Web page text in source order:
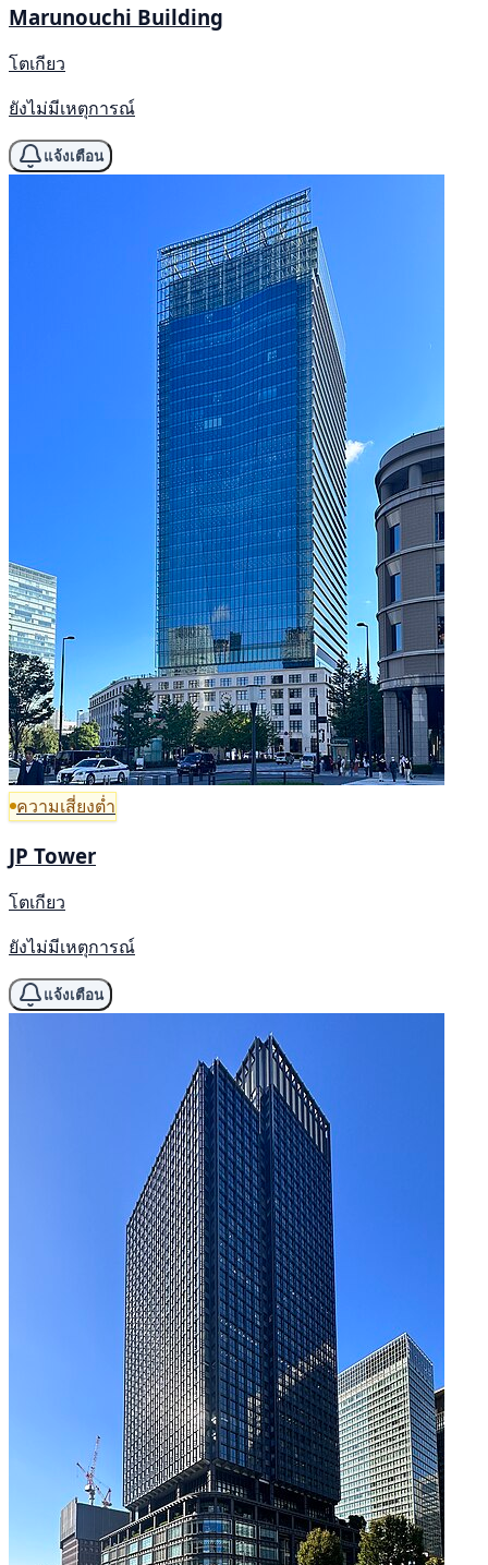
Marunouchi Building
โตเกียว
ยังไม่มีเหตุการณ์
แจ้งเตือน
ความเสี่ยงต่ำ
JP Tower
โตเกียว
ยังไม่มีเหตุการณ์
แจ้งเตือน